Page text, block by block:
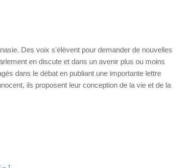
Des voix s'élèvent pour demander de nouvelles
en discute et dans un avenir plus ou moins
dans le débat en publiant une importante lettre
ils proposent leur conception de la vie et de la